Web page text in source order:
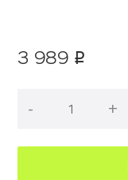
3 989 p
- +